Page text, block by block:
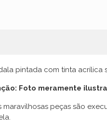
pintada com tinta acrílica
Foto meramente
maravilhosas peças são